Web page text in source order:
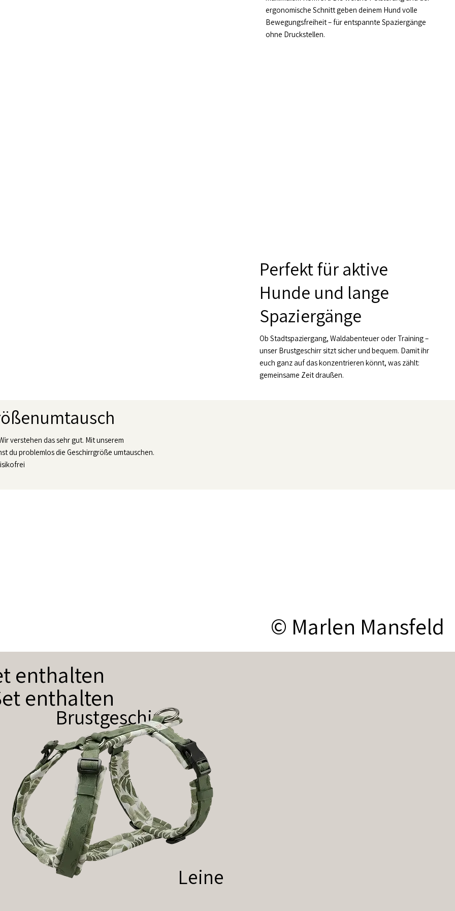
ergonomische Schnitt geben deinem Hund volle
Bewegungsfreiheit – für entspannte Spaziergänge
ohne Druckstellen.
Perfekt für aktive
Hunde und lange
Spaziergänge
Ob Stadtspaziergang, Waldabenteuer oder Training –
unser Brustgeschirr sitzt sicher und bequem. Damit ihr
euch ganz auf das konzentrieren könnt, was zählt:
gemeinsame Zeit draußen.
verstehen das sehr gut. Mit unserem
du problemlos die Geschirrgröße umtauschen.
© Marlen Mansfeld
Brustgeschirr
enthalten
enthalten
Leine